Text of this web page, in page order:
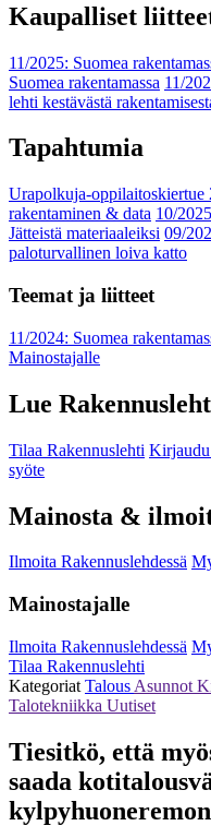
Kaupalliset
11/2025: Suomea
Suomea rakentamassa 11/
lehti kestävästä
Tapahtumia
Urapolkuja-oppilaitoskiertue
rakentaminen & data 10/
Jätteistä materiaaleiksi 09/
paloturvallinen loiva katto
Teemat ja liitteet
11/2024: Suomea
Mainostajalle
Lue
Tilaa Rakennuslehti Kirjaudu
syöte
Mainosta &
Ilmoita Rakennuslehdessä
Mainostajalle
Ilmoita Rakennuslehdessä
Tilaa Rakennuslehti
Kategoriat Talous Asunnot
Talotekniikka Uutiset
Tiesitkö, että
saada